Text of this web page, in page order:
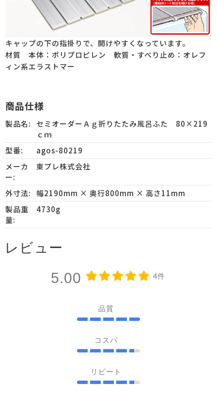
キャップの下の指掛りで、開けやすくなっています。
材質 本体：ポリプロピレン 軟質・すべり止め：オレフ
ィン系エラストマー
商品仕様
製品名:
セミオーダーＡｇ折りたたみ風呂ふた 80×219
ｃｍ
型番:
agos-80219
メーカ
ー:
東プレ株式会社
外寸法:
幅2190mm × 奥行800mm × 高さ11mm
製品重
量:
4730g
レビュー
5.00 4件
品質
コスパ
リピート